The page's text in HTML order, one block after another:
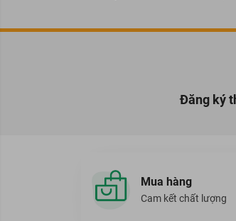
Đăng ký
Mua hàng
Cam kết chất lượng